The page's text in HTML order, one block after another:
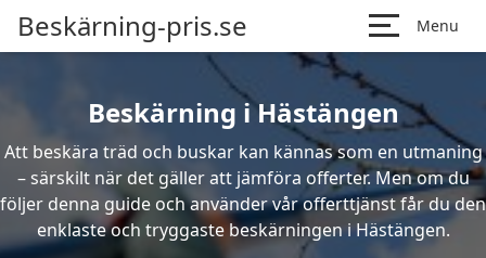
Beskärning-pris.se Menu
Beskärning i Hästängen
Att beskära träd och buskar kan kännas som en utmaning
– särskilt när det gäller att jämföra offerter. Men om du
följer denna guide och använder vår offerttjänst får du den
enklaste och tryggaste beskärningen i Hästängen.